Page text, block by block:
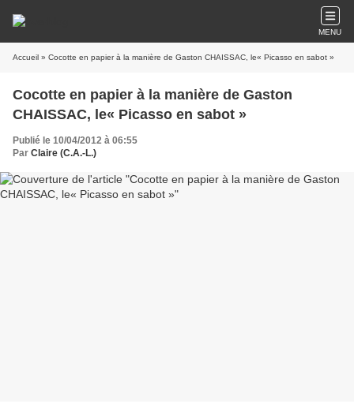
MENU
Accueil » Cocotte en papier à la manière de Gaston CHAISSAC, le« Picasso en sabot »
Cocotte en papier à la manière de Gaston
CHAISSAC, le« Picasso en sabot »
Publié le 10/04/2012 à 06:55
Par Claire (C.A.-L.)